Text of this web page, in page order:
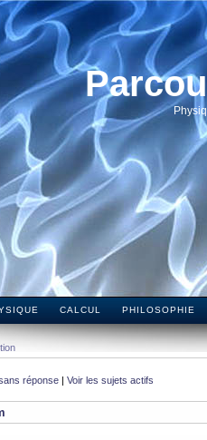
CALCUL PHILOSOPHIE
réponse | Voir les sujets actifs